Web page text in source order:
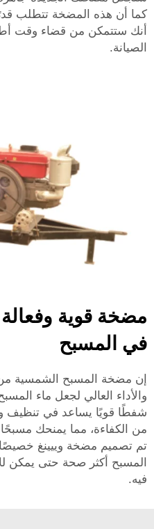
كما أن هذه المضخة تتطلب
أنك ستتمكن من قضاء وقت
الصيانة.
مضخة قوية وفعالة
في المسبح
إن مضخة المسبح الشمسية من
والأداء العالي لجعل ماء
شفطًا قويًا يساعد في تنظيف
من الكفاءة، مما يمنحك
تم تصميم مضخة وييينغ
المسبح أكثر صحة حتى يمكن
فيه.